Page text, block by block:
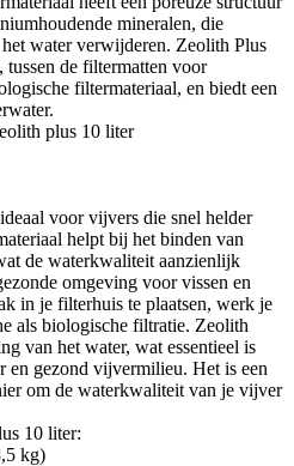
mineralen, die
water verwijderen. Zeolith Plus
de filtermatten voor
filtermateriaal, en biedt een
plus 10 liter
voor vijvers die snel helder
helpt bij het binden van
de waterkwaliteit aanzienlijk
omgeving voor vissen en
in je filterhuis te plaatsen, werk je
als biologische filtratie. Zeolith
van het water, wat essentieel is
en gezond vijvermilieu. Het is een
om de waterkwaliteit van je vijver
10 liter:
kg)